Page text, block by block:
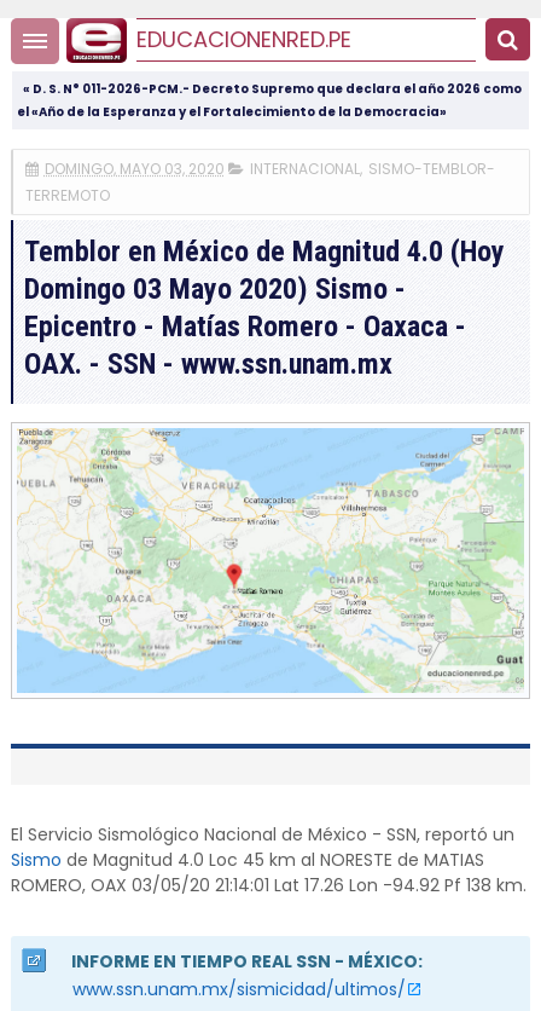
EDUCACIONENRED.PE
« D. S. N° 011-2026-PCM.- Decreto Supremo que declara el año 2026 como
el «Año de la Esperanza y el Fortalecimiento de la Democracia»
DOMINGO, MAYO 03, 2020 INTERNACIONAL, SISMO-TEMBLOR-
TERREMOTO
Temblor en México de Magnitud 4.0 (Hoy
Domingo 03 Mayo 2020) Sismo -
Epicentro - Matías Romero - Oaxaca -
OAX. - SSN - www.ssn.unam.mx
El Servicio Sismológico Nacional de México - SSN, reportó un
Sismo de Magnitud 4.0 Loc 45 km al NORESTE de MATIAS
ROMERO, OAX 03/05/20 21:14:01 Lat 17.26 Lon -94.92 Pf 138 km.
INFORME EN TIEMPO REAL SSN - MÉXICO:
www.ssn.unam.mx/sismicidad/ultimos/